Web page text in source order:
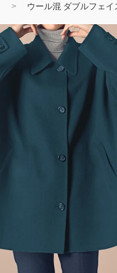
ウール混 ダブルフェイ